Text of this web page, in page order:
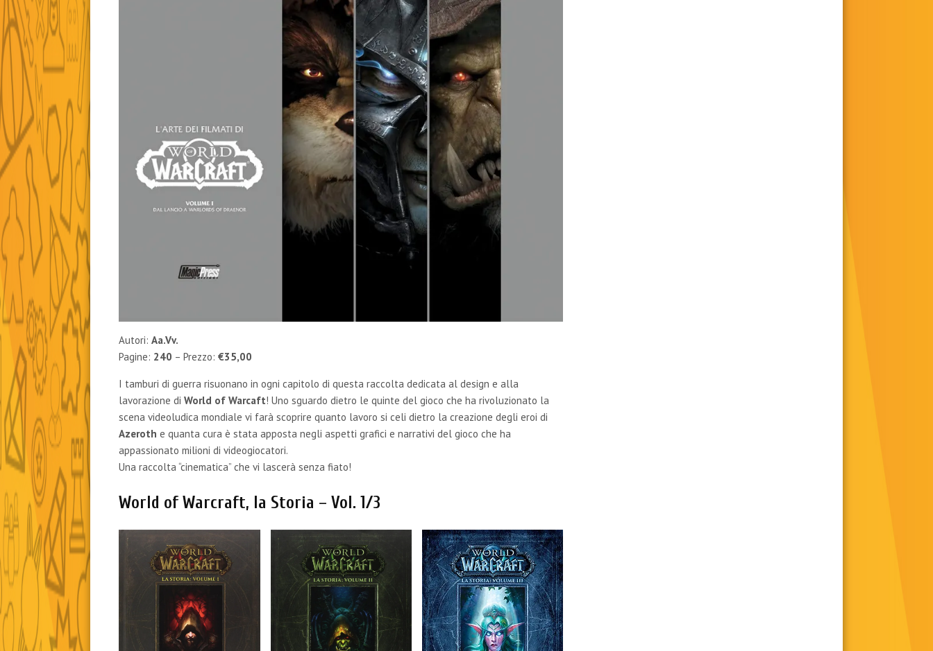
Autori:Aa.Vv.
Pagine: 240 – Prezzo:€35,00
I tamburi di guerra risuonano in ogni capitolo di questa raccolta dedicata al design e alla
lavorazione diWorld of Warcaft! Uno sguardo dietro le quinte del gioco che ha rivoluzionato la
scena videoludica mondiale vi farà scoprire quanto lavoro si celi dietro la creazione degli eroi di
Azerothe quanta cura è stata apposta negli aspetti grafici e narrativi del gioco che ha
appassionato milioni di videogiocatori.
Una raccolta “cinematica” che vi lascerà senza fiato!
World of Warcraft, la Storia – Vol. 1/3